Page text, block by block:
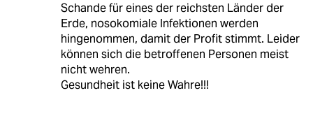
Schande für eines der reichsten Länder der
Erde, nosokomiale Infektionen werden
hingenommen, damit der Profit stimmt. Leider
können sich die betroffenen Personen meist
nicht wehren.
Gesundheit ist keine Wahre!!!